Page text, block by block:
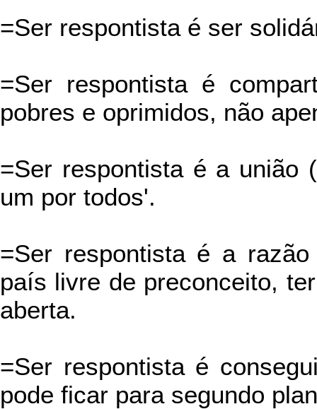
=Ser respontista é ser
=Ser respontista é
pobres e oprimidos, não
=Ser respontista é a união
um por todos'.
=Ser respontista é a
país livre de preconceito,
aberta.
=Ser respontista é
pode ficar para segundo